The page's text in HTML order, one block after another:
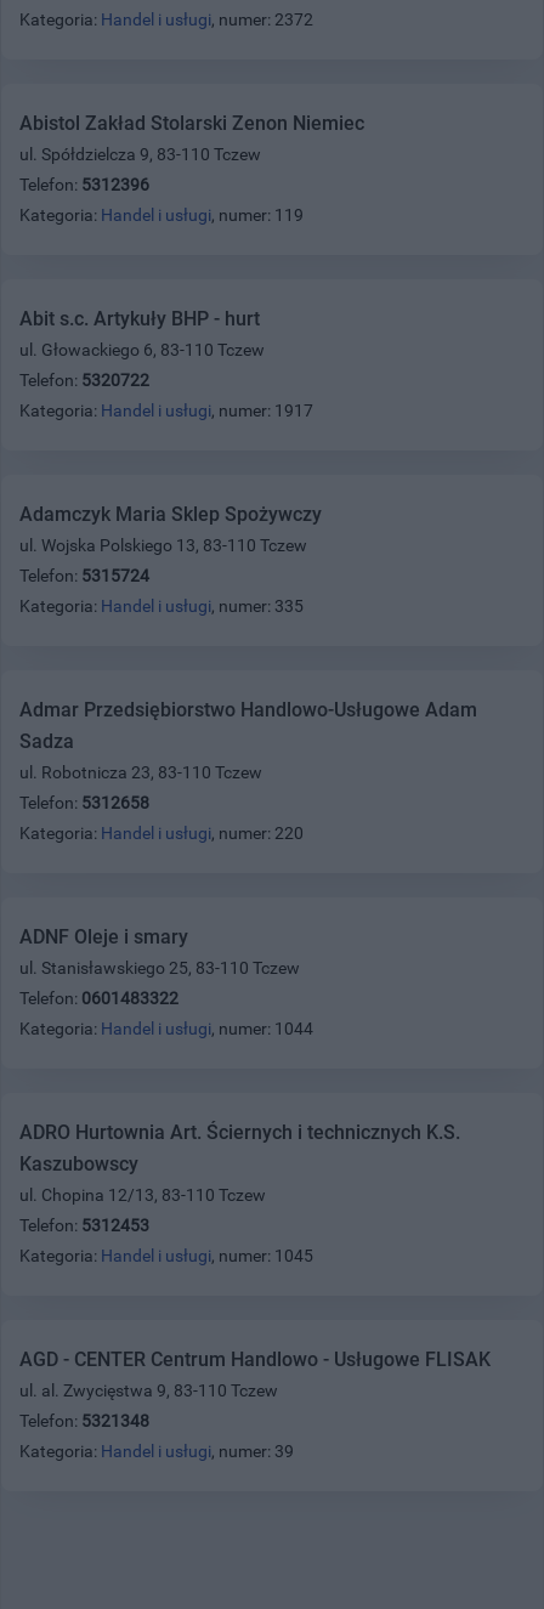
Kategoria: Handel i usługi, numer: 2372
Abistol Zakład Stolarski Zenon Niemiec
ul. Spółdzielcza 9, 83-110 Tczew
Telefon: 5312396
Kategoria: Handel i usługi, numer: 119
Abit s.c. Artykuły BHP - hurt
ul. Głowackiego 6, 83-110 Tczew
Telefon: 5320722
Kategoria: Handel i usługi, numer: 1917
Adamczyk Maria Sklep Spożywczy
ul. Wojska Polskiego 13, 83-110 Tczew
Telefon: 5315724
Kategoria: Handel i usługi, numer: 335
Admar Przedsiębiorstwo Handlowo-Usługowe Adam
Sadza
ul. Robotnicza 23, 83-110 Tczew
Telefon: 5312658
Kategoria: Handel i usługi, numer: 220
ADNF Oleje i smary
ul. Stanisławskiego 25, 83-110 Tczew
Telefon: 0601483322
Kategoria: Handel i usługi, numer: 1044
ADRO Hurtownia Art. Ściernych i technicznych K.S.
Kaszubowscy
ul. Chopina 12/13, 83-110 Tczew
Telefon: 5312453
Kategoria: Handel i usługi, numer: 1045
AGD - CENTER Centrum Handlowo - Usługowe FLISAK
ul. al. Zwycięstwa 9, 83-110 Tczew
Telefon: 5321348
Kategoria: Handel i usługi, numer: 39